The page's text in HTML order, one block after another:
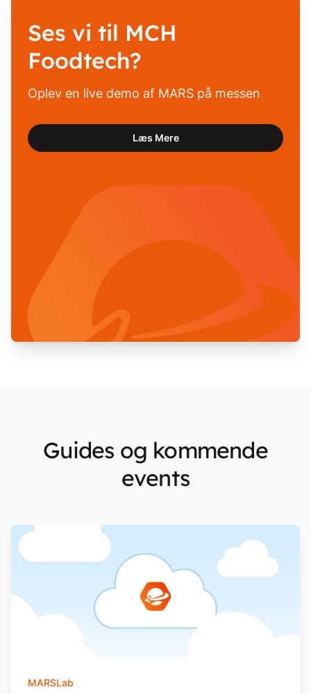
Ses vi til MCH
Foodtech?
Oplev en live demo af MARS på messen
Læs Mere
Guides og kommende
events
MARSLab